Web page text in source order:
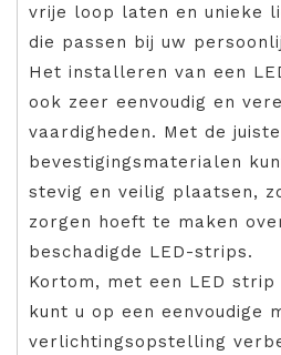
vrije loop laten en unieke
die passen bij uw
Het installeren van een
ook zeer eenvoudig en
vaardigheden. Met de juiste
bevestigingsmaterialen
stevig en veilig plaatsen,
zorgen hoeft te maken
beschadigde LED-strips.
Kortom, met een LED
kunt u op een eenvoudige
verlichtingsopstelling